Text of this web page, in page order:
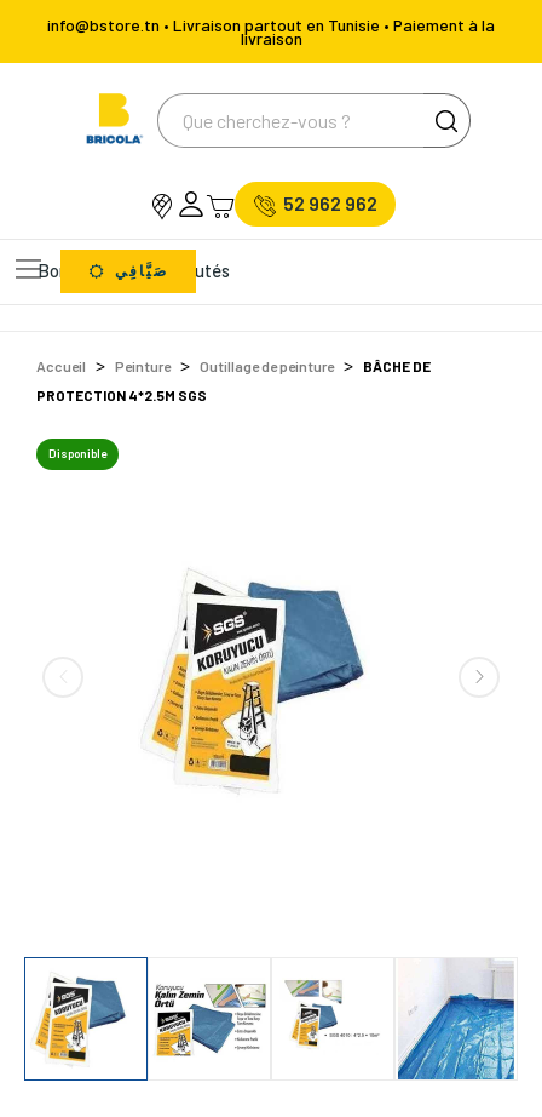
info@bstore.tn • Livraison partout en Tunisie • Paiement à la
livraison
52 962 962
Bons Plans Nouveautés
صَيَّافِي
Accueil Peinture Outillage de peinture
BÂCHE DE
PROTECTION 4*2.5M SGS
Disponible